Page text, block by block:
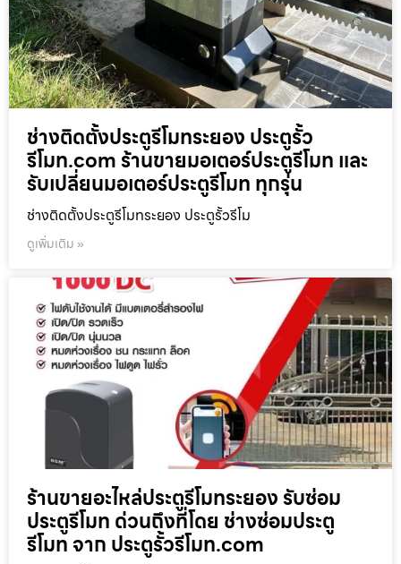
ช่างติดตั้งประตูรีโมทระยอง ประตูรั้ว
รีโมท.com ร้านขายมอเตอร์ประตูรีโมท และ
รับเปลี่ยนมอเตอร์ประตูรีโมท ทุกรุ่น
ช่างติดตั้งประตูรีโมทระยอง ประตูรั้วรีโม
ดูเพิ่มเติม »
ร้านขายอะไหล่ประตูรีโมทระยอง รับซ่อม
ประตูรีโมท ด่วนถึงที่โดย ช่างซ่อมประตู
รีโมท จาก ประตูรั้วรีโมท.com